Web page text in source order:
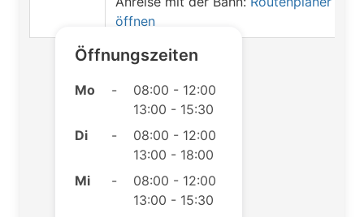
öffnen
Öffnungszeiten
Mo -
08:00 - 12:00
13:00 - 15:30
Di
-
08:00 - 12:00
13:00 - 18:00
Mi
-
08:00 - 12:00
13:00 - 15:30